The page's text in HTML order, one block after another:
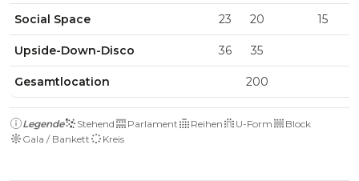
Social Space 23 20 15
Upside-Down-Disco 36 35
Gesamtlocation 200
Legende Stehend Parlament Reihen U-Form
Block
Gala / Bankett
Kreis